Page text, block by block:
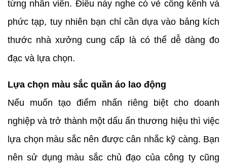
từng nhân viên. Điều này nghe có vẻ cồng kềnh và
phức tạp, tuy nhiên bạn chỉ cần dựa vào bảng kích
thước nhà xưởng cung cấp là có thể dễ dàng đo
đạc và lựa chọn.
Lựa chọn màu sắc quần áo lao động
Nếu muốn tạo điểm nhấn riêng biệt cho doanh
nghiệp và trở thành một dấu ấn thương hiệu thì việc
lựa chọn màu sắc nên được cân nhắc kỹ càng. Bạn
nên sử dụng màu sắc chủ đạo của công ty cũng